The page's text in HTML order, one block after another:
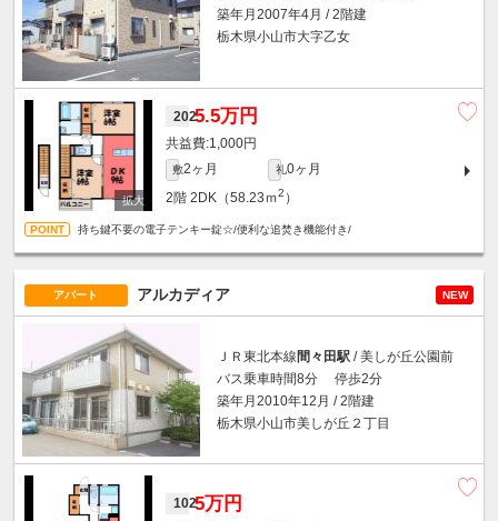
築年月2007年4月 / 2階建
栃木県小山市大字乙女
2025.5万円
1,000円
敷2ヶ月 礼0ヶ月
2階 2DK（58.23ｍ2 ）
持ち鍵不要の電子テンキー錠☆/便利な追焚き機能付き/
アパート アルカディア NEW
ＪＲ東北本線間々田駅 / 美しが丘公園前
バス乗車時間8分 停歩2分
築年月2010年12月 / 2階建
栃木県小山市美しが丘２丁目
1025万円